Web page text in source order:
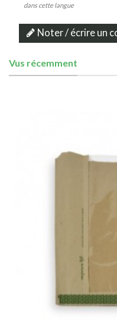
dans cette langue
Noter / écrire un
Vus récemment